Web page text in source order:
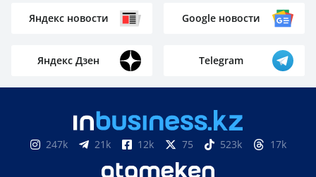
Яндекс новости Google новости
Яндекс Дзен Telegram
247k 21k 12k 75 523k 17k